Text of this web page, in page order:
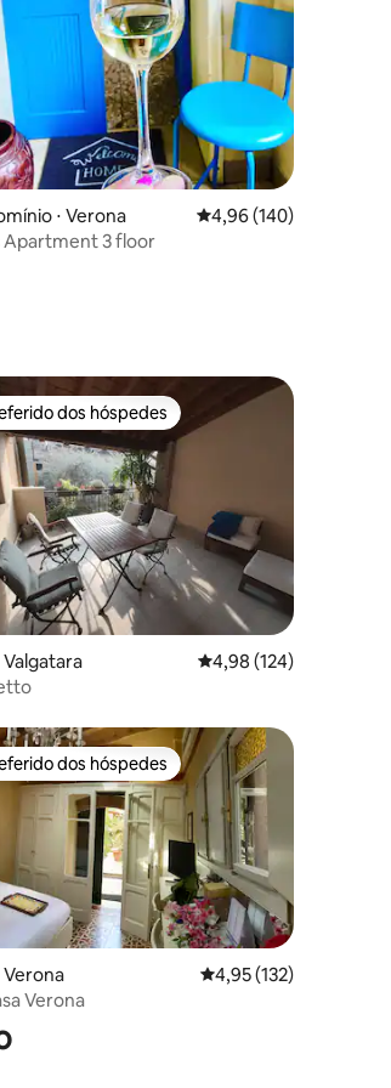
média de 5, 220 avaliações
⋅ Verona 4,96 de uma avaliação
4,96 (140)
Apartment 3 floor
média de 5, 263 avaliações
os melhores preferidos dos hóspedes
dos hóspedes
Valgatara 4,98 de uma avaliação
4,98 (124)
média de 5, 144 avaliações
os melhores preferidos dos hóspedes
dos hóspedes
Verona 4,95 de uma avaliação
4,95 (132)
Verona